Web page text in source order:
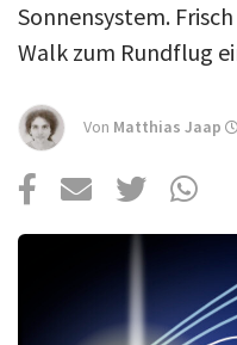
Tests
Magazine
Über uns
Sonnensystem.
Walk zum Rundflug
Von Matthias Jaap